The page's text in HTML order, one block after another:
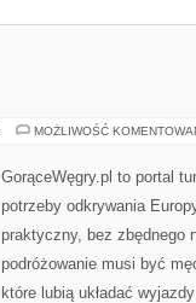
MOŻLIWOŚĆ
GorąceWęgry.pl to portal
potrzeby odkrywania
praktyczny, bez zbędnego
podróżowanie musi być
które lubią układać